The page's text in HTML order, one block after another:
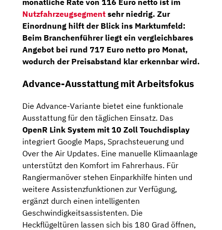
monatliche Rate von 116 Euro netto ist im
Nutzfahrzeugsegment sehr niedrig. Zur
Einordnung hilft der Blick ins Marktumfeld:
Beim Branchenführer liegt ein vergleichbares
Angebot bei rund 717 Euro netto pro Monat,
wodurch der Preisabstand klar erkennbar wird.
Advance-Ausstattung mit Arbeitsfokus
Die Advance-Variante bietet eine funktionale
Ausstattung für den täglichen Einsatz. Das
OpenR Link System mit 10 Zoll Touchdisplay
integriert Google Maps, Sprachsteuerung und
Over the Air Updates. Eine manuelle Klimaanlage
unterstützt den Komfort im Fahrerhaus. Für
Rangiermanöver stehen Einparkhilfe hinten und
weitere Assistenzfunktionen zur Verfügung,
ergänzt durch einen intelligenten
Geschwindigkeitsassistenten. Die
Heckflügeltüren lassen sich bis 180 Grad öffnen,